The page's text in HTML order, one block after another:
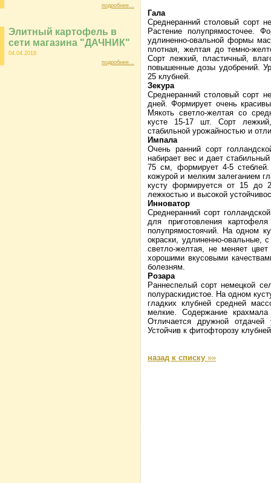
подробнее...
Элитный картофель в
сети магазина "ДАЧНИК"
04.04.2018
подробнее...
Гала
Среднеранний столовый сорт
Растение полупрямосточее.
удлиненно-овальной формы
плотная, желтая до темно-
Сорт лежкий, пластичный,
повышенные дозы удобрений.
25 клубней.
Зекура
Среднеранний столовый сорт
дней. Формирует очень
Мякоть светло-желтая со
кусте 15-17 шт. Сорт
стабильной урожайностью и
Импала
Очень ранний сорт
набирает вес и дает
75 см, формирует 4-5
кожурой и мелким залеганием
кусту формируется от 15 до
лежкостью и высокой
Инноватор
Среднеранний сорт
для приготовления
полупрямостоячий. На одном
окраски, удлиненно-овальные,
светло-желтая, не меняет
хорошими вкусовыми
болезням.
Розара
Раннеспелый сорт немецкой
полураскидистое. На одном
гладких клубней средней
мелкие. Содержание
Отличается дружной
Устойчив к фитофторозу
назад к списку »»